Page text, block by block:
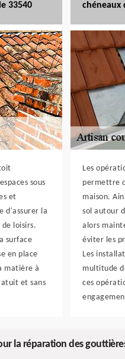
33540
sous
et
d'assurer la
loisirs.
surface
en place
matière à
et sans
chéneaux
Les
permettre
maison.
sol autour
alors
éviter les
Les
multitude
ces
la réparation des